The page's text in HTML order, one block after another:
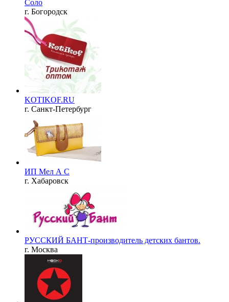
Соло
г. Богородск
KOTIKOF.RU
г. Санкт-Петербург
ИП Мел А С
г. Хабаровск
РУССКИЙ БАНТ-производитель детских бантов.
г. Москва